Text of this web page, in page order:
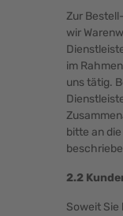
Zur
wir
im
uns tätig.
bitte an
2.2
Soweit Sie